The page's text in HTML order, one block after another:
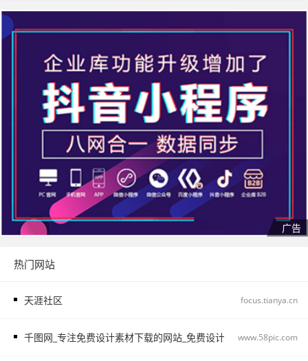
热门网站
天涯社区 focus.tianya.cn
千图网_专注免费设计素材下载的网站_免费设计图片素材中国
www.58pic.com